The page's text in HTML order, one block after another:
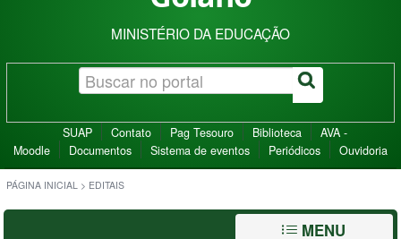
MINISTÉRIO DA EDUCAÇÃO
SUAP Contato Pag Tesouro Biblioteca
AVA -
Moodle
Documentos Sistema de eventos Periódicos Ouvidoria
PÁGINA INICIAL > EDITAIS
MENU